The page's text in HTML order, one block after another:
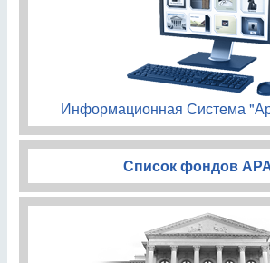
Информационная Система
Список фондов